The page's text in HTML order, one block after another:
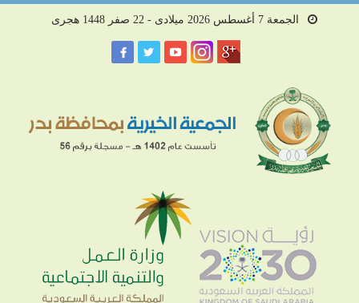
الجمعة 7 أغسطس 2026 ميلادى - 22 صفر 1448 هجرى